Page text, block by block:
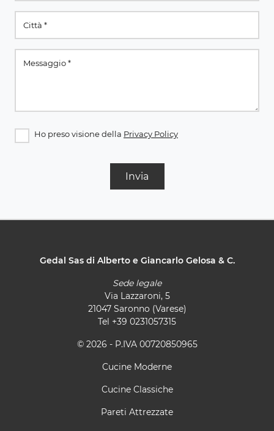
Ho preso visione della Privacy Policy
Invia
Gedal Sas di Alberto e Giancarlo Gelosa & C.
Sede legale
Via Lazzaroni, 5
21047 Saronno (Varese)
Tel +39 0231057315
© 2026 - P.IVA 00720850965
Cucine Moderne
Cucine Classiche
Pareti Attrezzate